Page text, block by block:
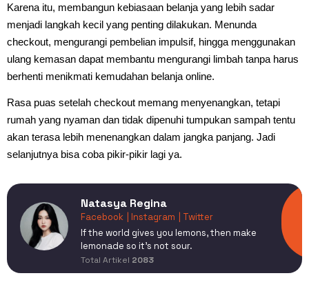
Karena itu, membangun kebiasaan belanja yang lebih sadar
menjadi langkah kecil yang penting dilakukan. Menunda
checkout, mengurangi pembelian impulsif, hingga menggunakan
ulang kemasan dapat membantu mengurangi limbah tanpa harus
berhenti menikmati kemudahan belanja online.
Rasa puas setelah checkout memang menyenangkan, tetapi
rumah yang nyaman dan tidak dipenuhi tumpukan sampah tentu
akan terasa lebih menenangkan dalam jangka panjang. Jadi
selanjutnya bisa coba pikir-pikir lagi ya.
Natasya Regina
Facebook | Instagram
| Twitter
If the world gives you lemons, then make
lemonade so it's not sour.
Total Artikel 2083